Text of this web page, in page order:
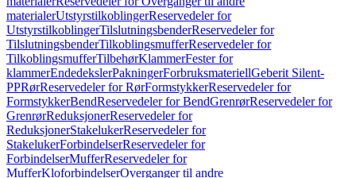
materialerUtstyrstilkoblingerReservedeler for
UtstyrstilkoblingerTilslutningsbenderReservedeler for
TilslutningsbenderTilkoblingsmufferReservedeler for
TilkoblingsmufferTilbehørKlammerFester for
klammerEndedekslerPakningerForbruksmateriellGeberit Silent-
PPRørReservedeler for RørFormstykkerReservedeler for
FormstykkerBendReservedeler for BendGrenrørReservedeler for
GrenrørReduksjonerReservedeler for
ReduksjonerStakelukerReservedeler for
StakelukerForbindelserReservedeler for
ForbindelserMufferReservedeler for
MufferKloforbindelserOverganger til andre